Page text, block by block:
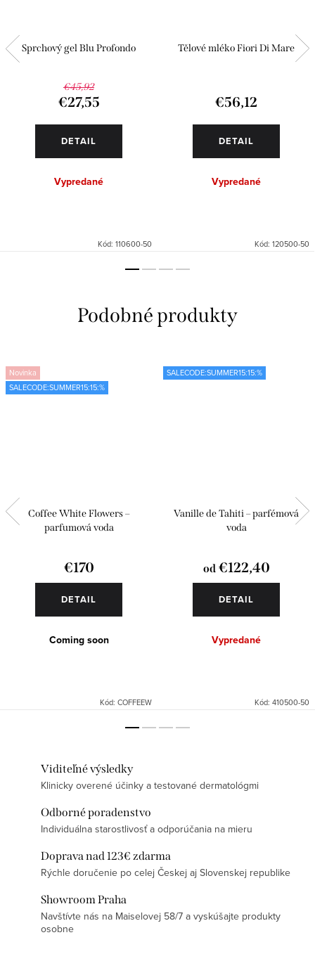
Sprchový gel Blu Profondo
€45,92
€27,55
DETAIL
Vypredané
Kód: 110600-50
Tělové mléko Fiori Di Mare
€56,12
DETAIL
Vypredané
Kód: 120500-50
Novinka
SALECODE:SUMMER15:15:%
Coffee White Flowers –
parfumová voda
€170
DETAIL
Coming soon
Kód: COFFEEW
SALECODE:SUMMER15:15:%
Vanille de Tahiti – parfémová
voda
od€122,40
DETAIL
Vypredané
Kód: 410500-50
Viditeľné výsledky
Klinicky overené účinky a testované dermatológmi
Odborné poradenstvo
Individuálna starostlivosť a odporúčania na mieru
Doprava nad 123€ zdarma
Rýchle doručenie po celej Českej aj Slovenskej republike
Showroom Praha
Navštívte nás na Maiselovej 58/7 a vyskúšajte produkty
osobne